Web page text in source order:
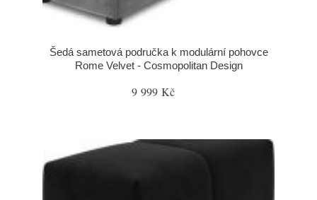
Šedá sametová područka k modulární pohovce
Rome Velvet - Cosmopolitan Design
9 999 Kč